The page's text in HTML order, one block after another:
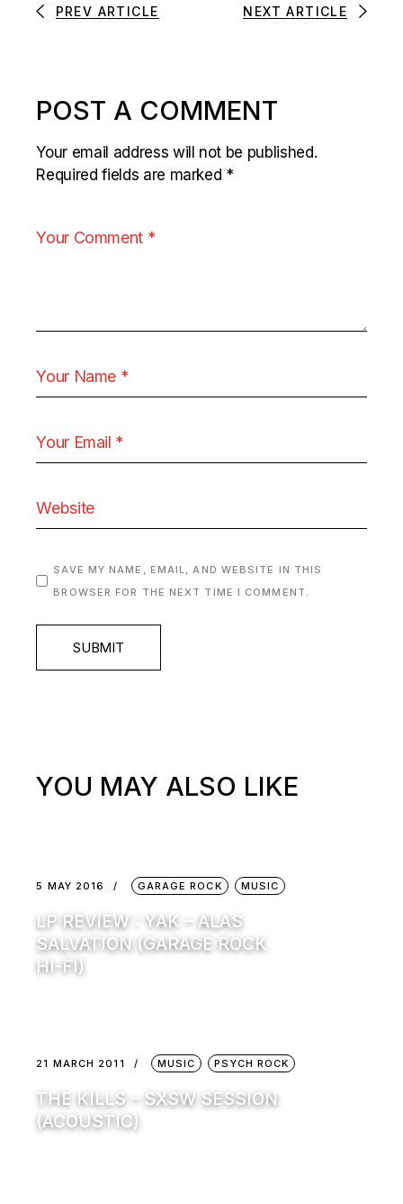
PREV ARTICLE NEXT ARTICLE
POST A COMMENT
Your email address will not be published.
Required fields are marked *
SAVE MY NAME, EMAIL, AND WEBSITE IN THIS
BROWSER FOR THE NEXT TIME I COMMENT.
SUBMIT
YOU MAY ALSO LIKE
5 MAY 2016 GARAGE ROCK MUSIC
LP REVIEW : YAK – ALAS
SALVATION (GARAGE ROCK
HI-FI)
21 MARCH 2011 MUSIC PSYCH ROCK
THE KILLS – SXSW SESSION
(ACOUSTIC)